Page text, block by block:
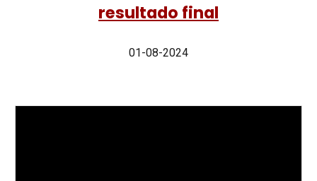
resultado final
01-08-2024